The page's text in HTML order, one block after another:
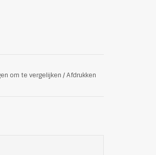
om te vergelijken /Afdrukken